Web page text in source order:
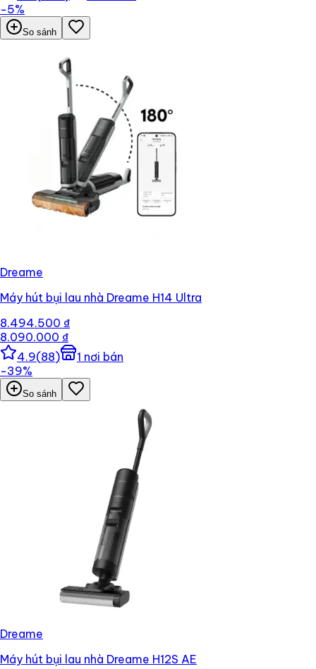
−5%
So sánh
Dreame
Máy hút bụi lau nhà Dreame H14 Ultra
8.494.500 ₫
8.090.000 ₫
4.9(88) 1 nơi bán
−39%
So sánh
Dreame
Máy hút bụi lau nhà Dreame H12S AE